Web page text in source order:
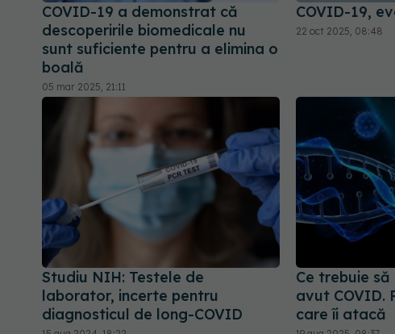
COVID-19 a demonstrat că
descoperirile biomedicale nu
sunt suficiente pentru a elimina o
boală
05 mar 2025, 21:11
COVID-19,
22 oct 2025, 08:48
Studiu NIH: Testele de
laborator, incerte pentru
diagnosticul de long-COVID
Ce trebuie
avut COVID.
care îi atacă